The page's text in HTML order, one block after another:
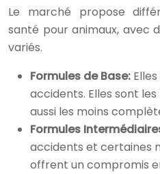
Le marché propose
santé pour animaux, avec
variés.
Formules de Base:
accidents. Elles sont
aussi les moins
Formules
accidents et certaines
offrent un compromis